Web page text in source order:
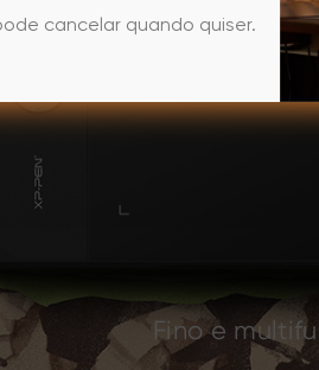
Fino e
cancelar quando quiser.